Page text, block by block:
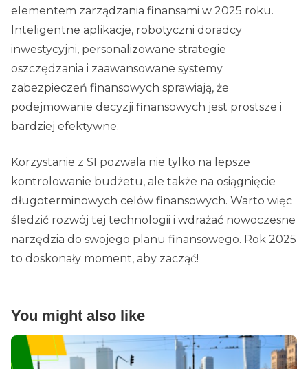
elementem zarządzania finansami w 2025 roku.
Inteligentne aplikacje, robotyczni doradcy
inwestycyjni, personalizowane strategie
oszczędzania i zaawansowane systemy
zabezpieczeń finansowych sprawiają, że
podejmowanie decyzji finansowych jest prostsze i
bardziej efektywne.
Korzystanie z SI pozwala nie tylko na lepsze
kontrolowanie budżetu, ale także na osiągnięcie
długoterminowych celów finansowych. Warto więc
śledzić rozwój tej technologii i wdrażać nowoczesne
narzędzia do swojego planu finansowego. Rok 2025
to doskonały moment, aby zacząć!
You might also like